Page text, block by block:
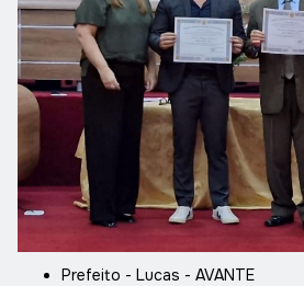
Prefeito - Lucas - AVANTE